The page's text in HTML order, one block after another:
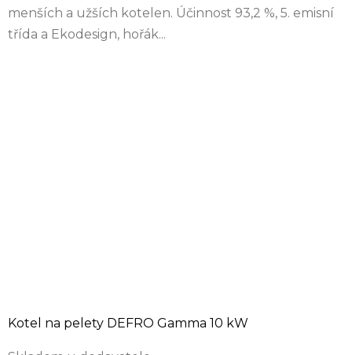
menších a užších kotelen. Účinnost 93,2 %, 5. emisní
třída a Ekodesign, hořák...
Kotel na pelety DEFRO Gamma 10 kW